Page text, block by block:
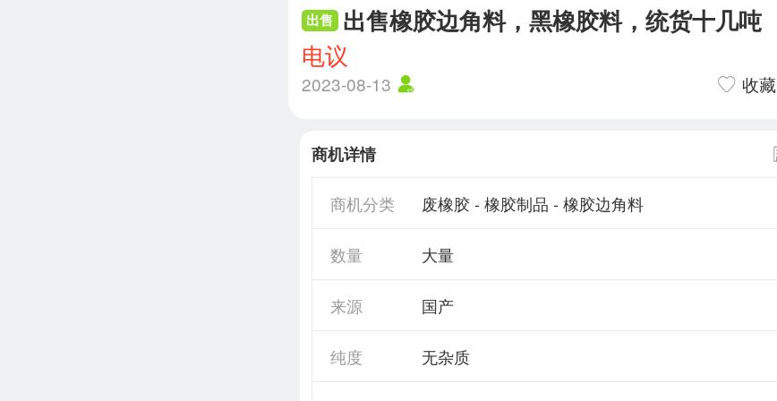
出售 出售橡胶边角料，黑橡胶料，统货十几吨
电议
2023-08-13 收藏
商机详情
商机分类 废橡胶 - 橡胶制品 - 橡胶边角料
数量 大量
来源 国产
纯度 无杂质